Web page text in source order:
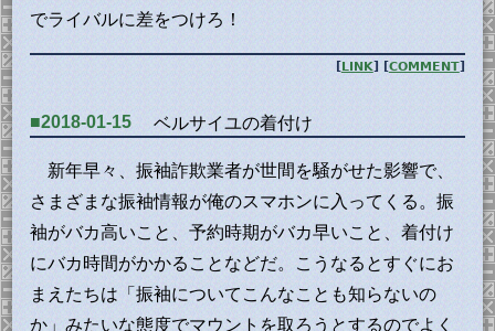
でライバルに差をつけろ！
[LINK ] [COMMENT]
■2018-01-15 ベルサイユの着付け
新年早々、振袖詐欺業者が世間を騒がせた影響で、
さまざまな振袖情報が俺のスマホンに入ってくる。振
袖がバカ高いこと、予約時期がバカ早いこと、着付け
にバカ時間がかかることなどだ。こうなるとすぐにお
まえたちは「振袖についてこんなことも知らないの
か」みたいな態度でマウントを取ろうとするのでよく